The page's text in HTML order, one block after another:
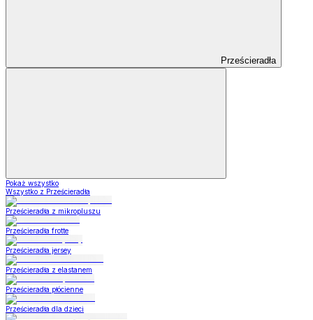
Prześcieradła
Pokaż wszystko
Wszystko z Prześcieradła
Prześcieradła z mikropluszu
Prześcieradła frotte
Prześcieradła jersey
Prześcieradła z elastanem
Prześcieradła płócienne
Prześcieradła dla dzieci